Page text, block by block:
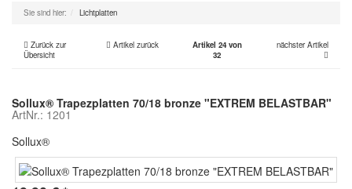
Sie sind hier: Lichtplatten
Zurück zur
Übersicht
Artikel zurück
Artikel 24 von
32
nächster Artikel
Sollux® Trapezplatten 70/18 bronze "EXTREM BELASTBAR"
ArtNr.: 1201
Sollux®